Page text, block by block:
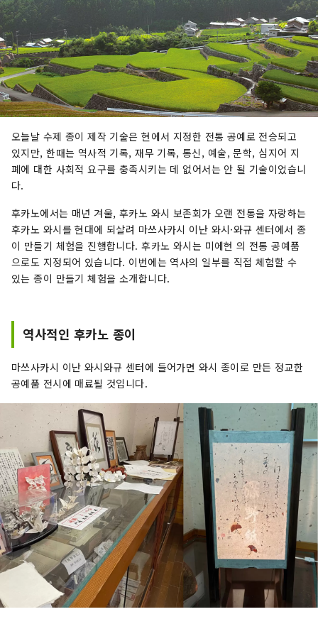
오늘날 수제 종이 제작 기술은 현에서 지정한 전통 공예로 전승되고
있지만, 한때는 역사적 기록, 재무 기록, 통신, 예술, 문학, 심지어 지
폐에 대한 사회적 요구를 충족시키는 데 없어서는 안 될 기술이었습니
다.
후카노에서는 매년 겨울, 후카노 와시 보존회가 오랜 전통을 자랑하는
후카노 와시를 현대에 되살려 마쓰사카시 이난 와시·와규 센터에서 종
이 만들기 체험을 진행합니다. 후카노 와시는 미에현 의 전통 공예품
으로도 지정되어 있습니다. 이번에는 역사의 일부를 직접 체험할 수
있는 종이 만들기 체험을 소개합니다.
역사적인 후카노 종이
마쓰사카시 이난 와시와규 센터에 들어가면 와시 종이로 만든 정교한
공예품 전시에 매료될 것입니다.